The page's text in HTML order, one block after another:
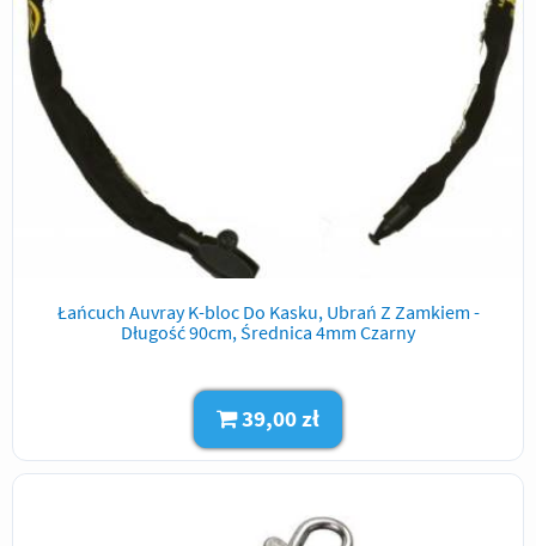
Łańcuch Auvray K-bloc Do Kasku, Ubrań Z Zamkiem -
Długość 90cm, Średnica 4mm Czarny
39,00 zł